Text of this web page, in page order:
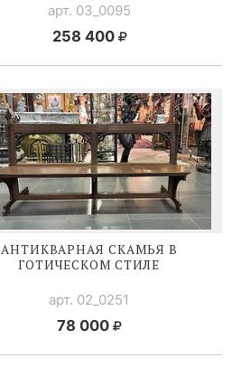
арт. 03_0095
258 400
АНТИКВАРНАЯ СКАМЬЯ В
ГОТИЧЕСКОМ СТИЛЕ
арт. 02_0251
78 000